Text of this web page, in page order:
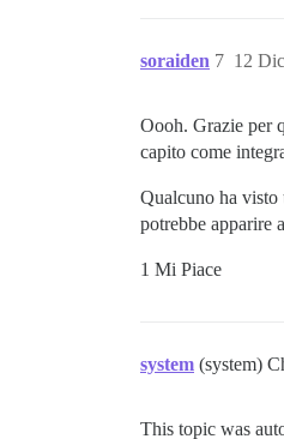
soraiden 12
7
Oooh. Grazie per
capito come
Qualcuno ha visto
potrebbe apparire
1 Mi Piace
system (system)
This topic was